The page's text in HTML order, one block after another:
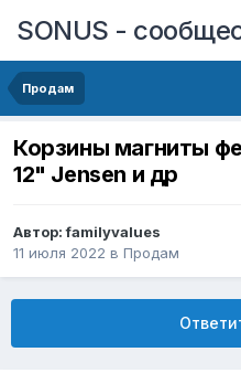
SONUS -
Продам
Корзины магниты
12" Jensen и др
Автор:familyvalues
11 июля 2022 в Продам